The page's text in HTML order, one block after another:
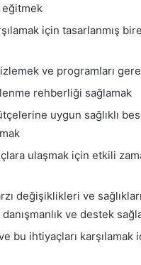
eğitmek
için tasarlanmış
ve programları
rehberliği sağlamak
uygun sağlıklı
ulaşmak için etkili
değişiklikleri ve
ve destek
bu ihtiyaçları